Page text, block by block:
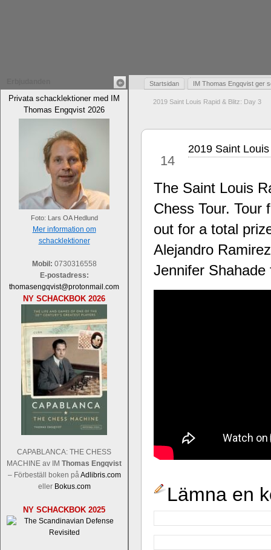
Privata schacklektioner med IM
Thomas Engqvist 2026
Foto: Lars OA Hedlund
Mer information om
schacklektioner
Mobil: 0730316558
E-postadress:
thomasengqvist@protonmail.com
NY SCHACKBOK 2026
CAPABLANCA: THE CHESS
MACHINE av IM Thomas Engqvist
– Förbeställ boken påAdlibris.com
eller Bokus.com
NY SCHACKBOK 2025
Startsidan IM Thomas Engqvist ger
2019 Saint Louis Rapid & Blitz: Day 3
14
2019 Saint
The Saint Louis
Chess Tour. Tour
out for a total
Alejandro
Jennifer
Lämna en